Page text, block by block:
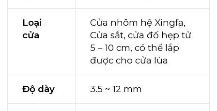
Loại
cửa
Cửa nhôm hệ Xingfa,
Cửa sắt, cửa đố hẹp tử
5 – 10 cm, có thể lắp
được cho cửa lùa
Độ dày 3.5 ~ 12 mm